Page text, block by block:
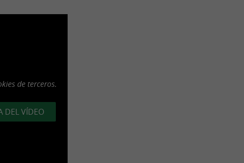
de terceros.
DEL VÍDEO